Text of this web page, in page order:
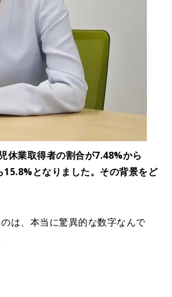
業取得者の割合が7.48%から
となりました。その背景をど
は、本当に驚異的な数字なんで